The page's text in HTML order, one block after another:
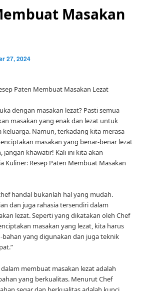
Masakan
27, 2024
Paten Membuat Masakan Lezat
dengan masakan lezat? Pasti semua
masakan yang enak dan lezat untuk
Namun, terkadang kita merasa
masakan yang benar-benar lezat
jangan khawatir! Kali ini kita akan
Kuliner: Resep Paten Membuat Masakan
handal bukanlah hal yang mudah.
dan juga rahasia tersendiri dalam
lezat. Seperti yang dikatakan oleh Chef
masakan yang lezat, kita harus
bahan yang digunakan dan juga teknik
membuat masakan lezat adalah
yang berkualitas. Menurut Chef